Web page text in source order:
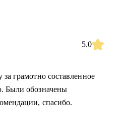
5.0
за грамотно составленное
Были обозначены
спасибо.